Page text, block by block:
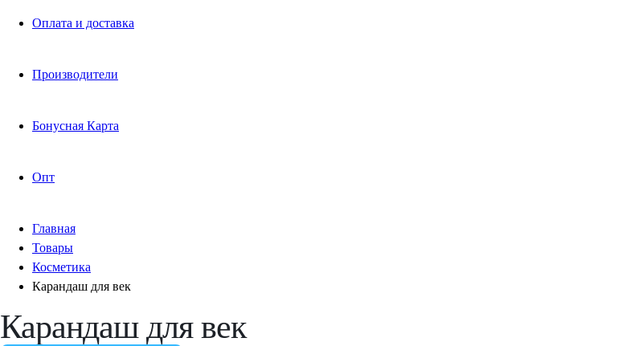
Оплата и доставка
Производители
Бонусная Карта
Опт
Главная
Товары
Косметика
Карандаш для век
Карандаш для век